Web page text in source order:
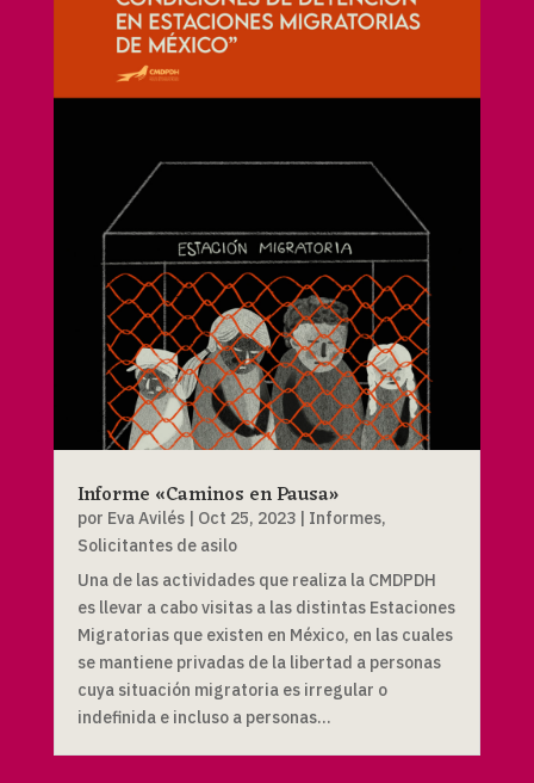
Informe «Caminos en Pausa»
por Eva Avilés| Oct 25, 2023| Informes,
Solicitantes de asilo
Una de las actividades que realiza la CMDPDH
es llevar a cabo visitas a las distintas Estaciones
Migratorias que existen en México, en las cuales
se mantiene privadas de la libertad a personas
cuya situación migratoria es irregular o
indefinida e incluso a personas...